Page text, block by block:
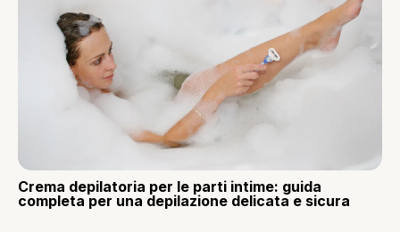
Crema depilatoria per le parti intime: guida
completa per una depilazione delicata e sicura